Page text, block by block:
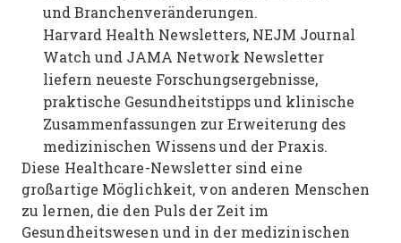
und Branchenveränderungen.
Harvard Health Newsletters, NEJM Journal
Watch und JAMA Network Newsletter
liefern neueste Forschungsergebnisse,
praktische Gesundheitstipps und klinische
Zusammenfassungen zur Erweiterung des
medizinischen Wissens und der Praxis.
Diese Healthcare-Newsletter sind eine
großartige Möglichkeit, von anderen Menschen
zu lernen, die den Puls der Zeit im
Gesundheitswesen und in der medizinischen